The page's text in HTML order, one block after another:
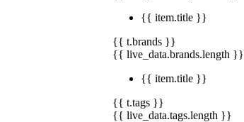
{{ item.title }}
{{ t.brands }}
{{ live_data.brands.length }}
{{ item.title }}
{{ t.tags }}
{{ live_data.tags.length }}